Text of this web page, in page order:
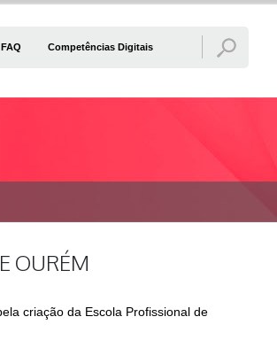
FAQ Competências Digitais
OURÉM
criação da Escola Profissional de